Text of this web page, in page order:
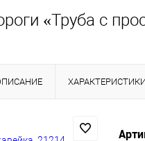
«Труба с
ХАРАКТЕРИСТИКИ